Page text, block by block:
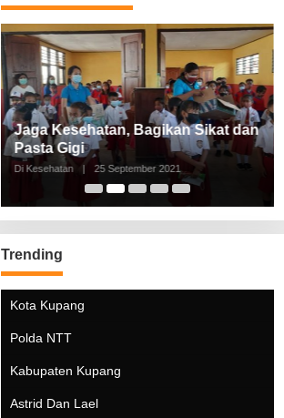
Jaga Kesehatan, Bagikan Sikat dan
Pasta Gigi
Di Kesehatan | 25 September 2021
Trending
Kota Kupang
Polda NTT
Kabupaten Kupang
Astrid Dan Lael